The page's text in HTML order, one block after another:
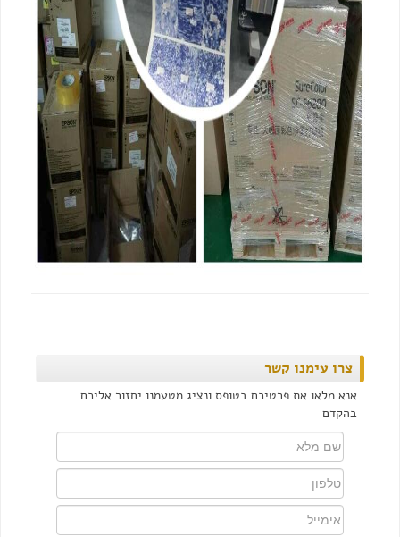
צרו עימנו קשר
אנא מלאו את פרטיכם בטופס ונציג מטעמנו יחזור אליכם
בהקדם